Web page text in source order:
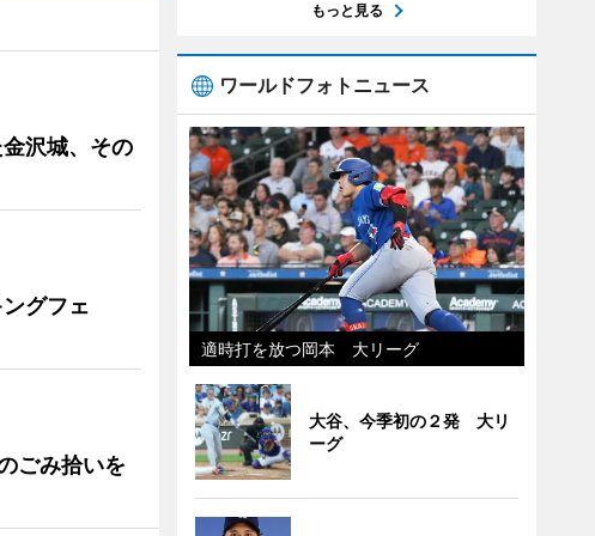
沢城、その
グフェ
ごみ拾いを
もっと見る
ワールドフォトニュース
適時打を放つ岡本 大リーグ
大谷、今季初の２発 大リ
ーグ